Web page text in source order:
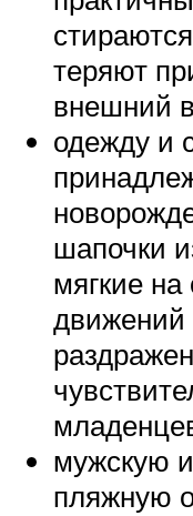
теряют
внешний
одежду и
шапочки
мягкие
мужскую
пляжную